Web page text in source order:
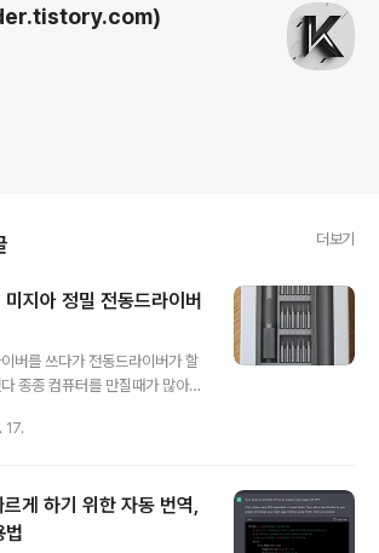
더보기
지아 정밀 전동드라이버
버를 쓰다가 전동드라이버가 할
종종 컴퓨터를 만질때가 많아서
체 + USB-C 충전케이블1,2 단으
나사 풀고 조이는데 부족함이
17.
게 하기 위한 자동 번역,
법